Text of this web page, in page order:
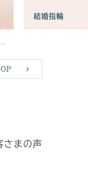
結婚指輪
さまの声